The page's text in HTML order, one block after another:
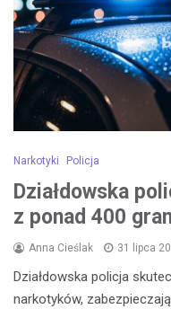
Narkotyki Policja
Działdowska
z ponad 400
Anna Cieślak 31 lipca
Działdowska policja
narkotyków,